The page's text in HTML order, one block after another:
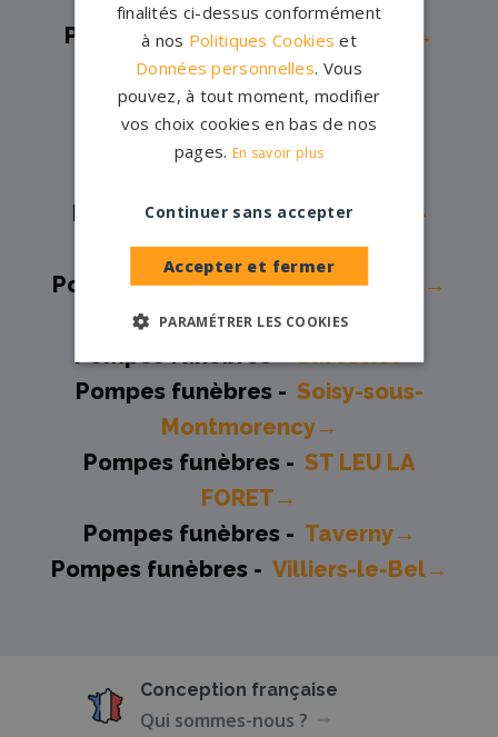
Pompes funèbres -Montlignon→
Pompes funèbres -
MONTMORENCY→
Pompes funèbres -
Pompes funèbres - Saint-Brice-
sous-Forêt→
Pompes funèbres -Saint-Gratien→
Pompes funèbres - Sannois→
Pompes funèbres -Sarcelles→
Pompes funèbres - Soisy-sous-
Montmorency→
Pompes funèbres - ST LEU LA
FORET→
Pompes funèbres - Taverny→
Pompes funèbres - Villiers-le-Bel→
Conception française
Qui sommes-nous ?
finalités ci-dessus conformément
à nos Politiques Cookies et
Données personnelles. Vous
pouvez, à tout moment, modifier
vos choix cookies en bas de nos
pages. En savoir plus
Accepter et fermer
Continuer sans accepter
PARAMÉTRER LES COOKIES